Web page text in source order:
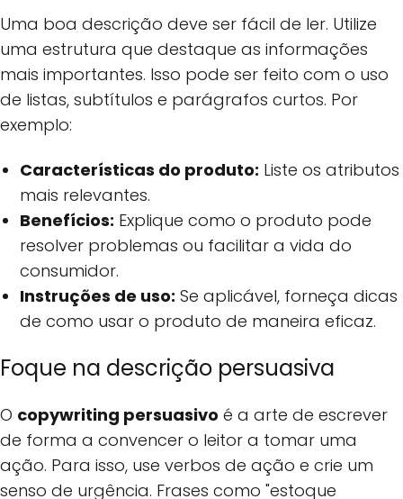
Uma boa descrição deve ser fácil de ler. Utilize
uma estrutura que destaque as informações
mais importantes. Isso pode ser feito com o uso
de listas, subtítulos e parágrafos curtos. Por
exemplo:
Características do produto: Liste os atributos
mais relevantes.
Benefícios: Explique como o produto pode
resolver problemas ou facilitar a vida do
consumidor.
Instruções de uso: Se aplicável, forneça dicas
de como usar o produto de maneira eficaz.
Foque na descrição persuasiva
O copywriting persuasivo é a arte de escrever
de forma a convencer o leitor a tomar uma
ação. Para isso, use verbos de ação e crie um
senso de urgência. Frases como "estoque